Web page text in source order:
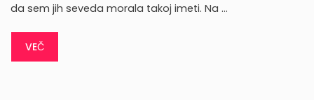
da sem jih seveda morala takoj imeti. Na …
VEČ